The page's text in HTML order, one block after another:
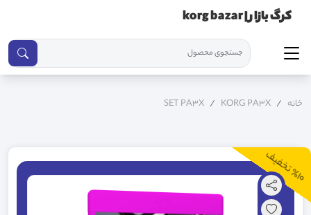
کرگ بازار | korg bazar
خانه KORG PA3X
SET PA3X
٪10
ت
خ
ف
یف